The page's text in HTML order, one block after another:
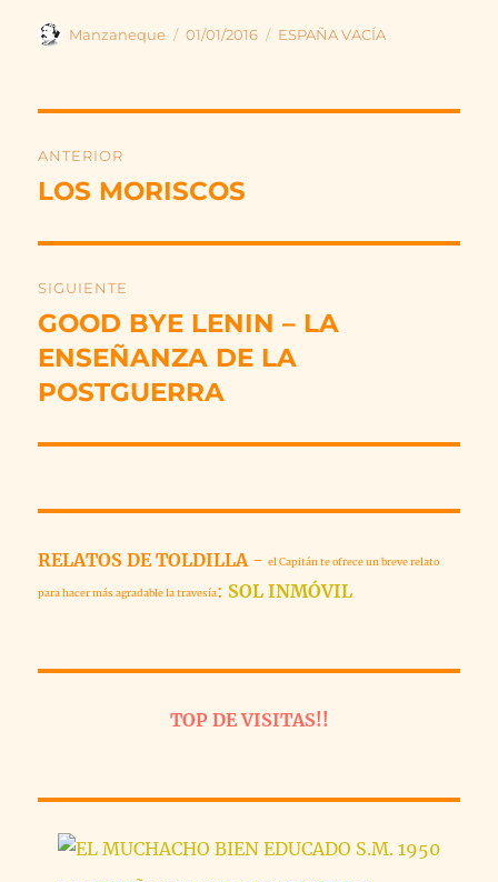
Autor
Manzaneque
Publicado
01/01/2016 Categorías
ESPAÑA VACÍA
de
ANTERIOR
Entrada
LOS MORISCOS
SIGUIENTE
Entrada
siguiente:
GOOD BYE LENIN – LA
ENSEÑANZA DE LA
POSTGUERRA
RELATOS DE TOLDILLA-el Capitán te ofrece un breve relato
para hacer más agradable la travesía: SOL INMÓVIL
TOP DE VISITAS!!